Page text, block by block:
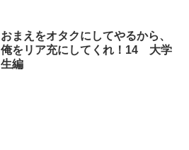
おまえをオタクにしてやるから、
俺をリア充にしてくれ！14 大学
生編